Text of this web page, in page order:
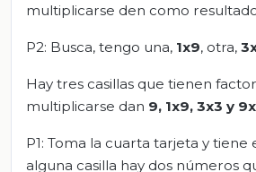
multiplicarse den como
P2: Busca, tengo una, 1x9, otra,
Hay tres casillas que tienen
multiplicarse dan 9, 1x9, 3x3 y
P1: Toma la cuarta tarjeta y tiene
alguna casilla hay dos números